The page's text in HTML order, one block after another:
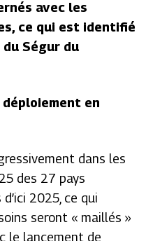
avec les
ce qui est identifié
Ségur du
en
dans les
des 27 pays
2025, ce qui
seront « maillés »
le lancement de